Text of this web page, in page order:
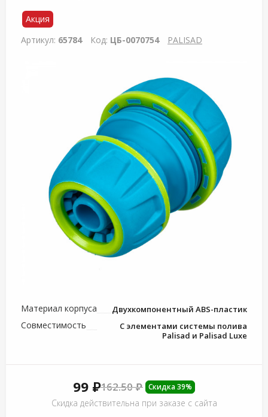
Акция
Артикул: 65784 Код: ЦБ-0070754 PALISAD
Материал корпуса Двухкомпонентный ABS-пластик
Совместимость
С элементами системы полива
Palisad и Palisad Luxe
99 ₽162.50 ₽ Скидка 39%
Скидка действительна при заказе с сайта